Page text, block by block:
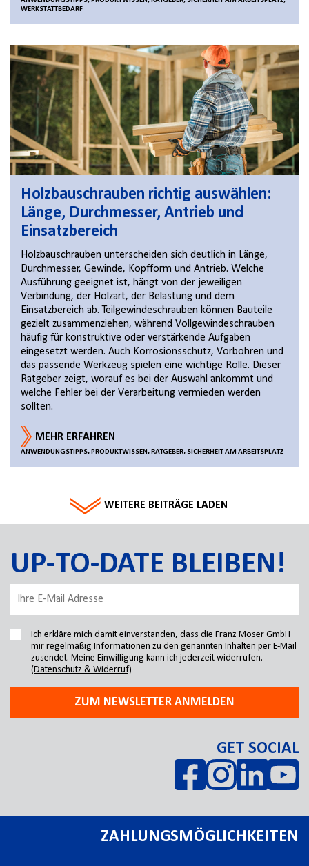
WERKSTATTBEDARF
Holzbauschrauben richtig auswählen:
Länge, Durchmesser, Antrieb und
Einsatzbereich
Holzbauschrauben unterscheiden sich deutlich in Länge,
Durchmesser, Gewinde, Kopfform und Antrieb. Welche
Ausführung geeignet ist, hängt von der jeweiligen
Verbindung, der Holzart, der Belastung und dem
Einsatzbereich ab. Teilgewindeschrauben können Bauteile
gezielt zusammenziehen, während Vollgewindeschrauben
häufig für konstruktive oder verstärkende Aufgaben
eingesetzt werden. Auch Korrosionsschutz, Vorbohren und
das passende Werkzeug spielen eine wichtige Rolle. Dieser
Ratgeber zeigt, worauf es bei der Auswahl ankommt und
welche Fehler bei der Verarbeitung vermieden werden
sollten.
MEHR ERFAHREN
ANWENDUNGSTIPPS, PRODUKTWISSEN, RATGEBER, SICHERHEIT AM ARBEITSPLATZ
WEITERE BEITRÄGE LADEN
UP-TO-DATE BLEIBEN!
Ich erkläre mich damit einverstanden, dass die Franz Moser GmbH
mir regelmäßig Informationen zu den genannten Inhalten per E-Mail
zusendet. Meine Einwilligung kann ich jederzeit widerrufen.
(Datenschutz & Widerruf)
ZUM NEWSLETTER ANMELDEN
GET SOCIAL
ZAHLUNGSMÖGLICHKEITEN